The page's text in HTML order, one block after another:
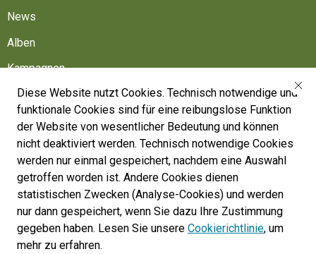
Diese Website nutzt Cookies. Technisch notwendige und
funktionale Cookies sind für eine reibungslose Funktion
der Website von wesentlicher Bedeutung und können
nicht deaktiviert werden. Technisch notwendige Cookies
werden nur einmal gespeichert, nachdem eine Auswahl
getroffen worden ist. Andere Cookies dienen
statistischen Zwecken (Analyse-Cookies) und werden
nur dann gespeichert, wenn Sie dazu Ihre Zustimmung
gegeben haben. Lesen Sie unsere Cookierichtlinie, um
mehr zu erfahren.
News
Alben
Kampagnen
Friedhöfe
Belgische Armee
Machen Sie mit
Folgen Sie uns
War Heritage Institute
Belgium, Battlefield of Europe